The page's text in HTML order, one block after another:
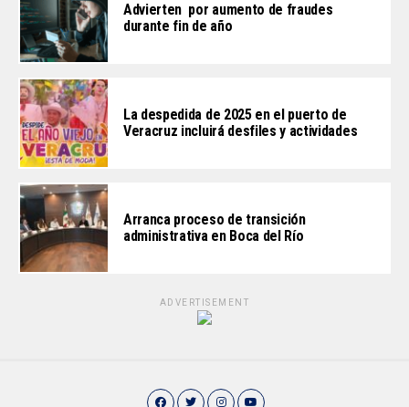
Advierten por aumento de fraudes
durante fin de año
La despedida de 2025 en el puerto de
Veracruz incluirá desfiles y actividades
Arranca proceso de transición
administrativa en Boca del Río
ADVERTISEMENT